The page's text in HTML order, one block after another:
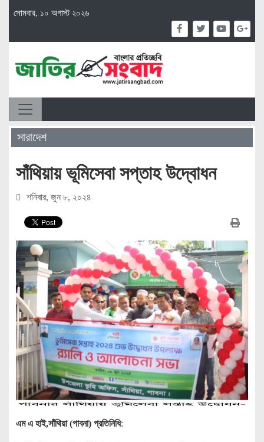
সোমবার, ১০ অগাস্ট ২০২৬
সারাদেশ
সাঁথিয়ায় ভূমিসেবা সপ্তাহ উদ্বােধন
শনিবার, জুন ৮, ২০২৪
এম এ হাই,সাঁথিয়া (পাবনা) প্রতিনিধি: